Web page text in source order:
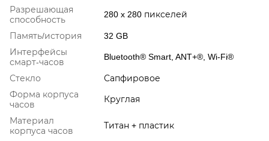
Разрешающая
способность
280 x 280 пикселей
Память/история
32 GB
Интерфейсы
смарт-часов
Bluetooth® Smart, ANT+®, Wi-Fi®
Стекло
Сапфировое
Форма корпуса
часов
Круглая
Материал
корпуса часов
Титан + пластик